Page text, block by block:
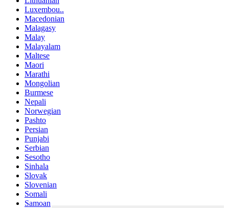
Luxembou..
Macedonian
Malagasy
Malay
Malayalam
Maltese
Maori
Marathi
Mongolian
Burmese
Nepali
Norwegian
Pashto
Persian
Punjabi
Serbian
Sesotho
Sinhala
Slovak
Slovenian
Somali
Samoan